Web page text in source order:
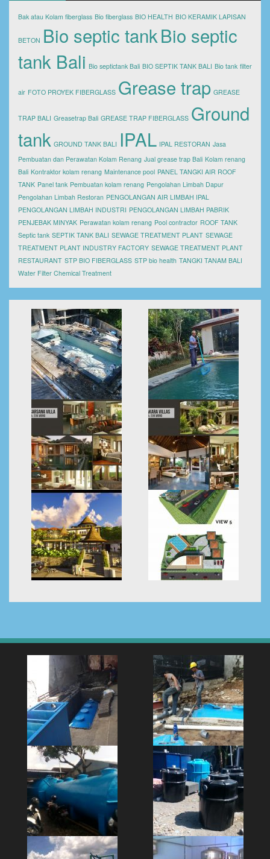
Bak atau Kolam fiberglass Bio fiberglass BIO HEALTH BIO KERAMIK LAPISAN
BETON Bio septic tankBio septic
tank Bali Bio septictank Bali BIO SEPTIK TANK BALI Bio tank filter
air FOTO PROYEK FIBERGLASS Grease trap GREASE
TRAP BALI Greasetrap Bali GREASE TRAP FIBERGLASS Ground
tank GROUND TANK BALI IPAL IPAL RESTORAN Jasa
Pembuatan dan Perawatan Kolam Renang Jual grease trap Bali Kolam renang
Bali Kontraktor kolam renang Maintenance pool PANEL TANGKI AIR ROOF
TANK Panel tank Pembuatan kolam renang Pengolahan Limbah Dapur
Pengolahan Limbah Restoran PENGOLANGAN AIR LIMBAH IPAL
PENGOLANGAN LIMBAH INDUSTRI PENGOLANGAN LIMBAH PABRIK
PENJEBAK MINYAK Perawatan kolam renang Pool contractor ROOF TANK
Septic tank SEPTIK TANK BALI SEWAGE TREATMENT PLANT SEWAGE
TREATMENT PLANT INDUSTRY FACTORY SEWAGE TREATMENT PLANT
RESTAURANT STP BIO FIBERGLASS STP bio health TANGKI TANAM BALI
Water Filter Chemical Treatment